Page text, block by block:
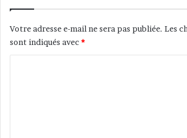
r
y
a
l
Votre adresse e-mail ne sera pas publiée. Les
sont indiqués avec*